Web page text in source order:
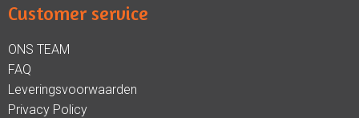
Customer service
ONS TEAM
FAQ
Leveringsvoorwaarden
Privacy Policy